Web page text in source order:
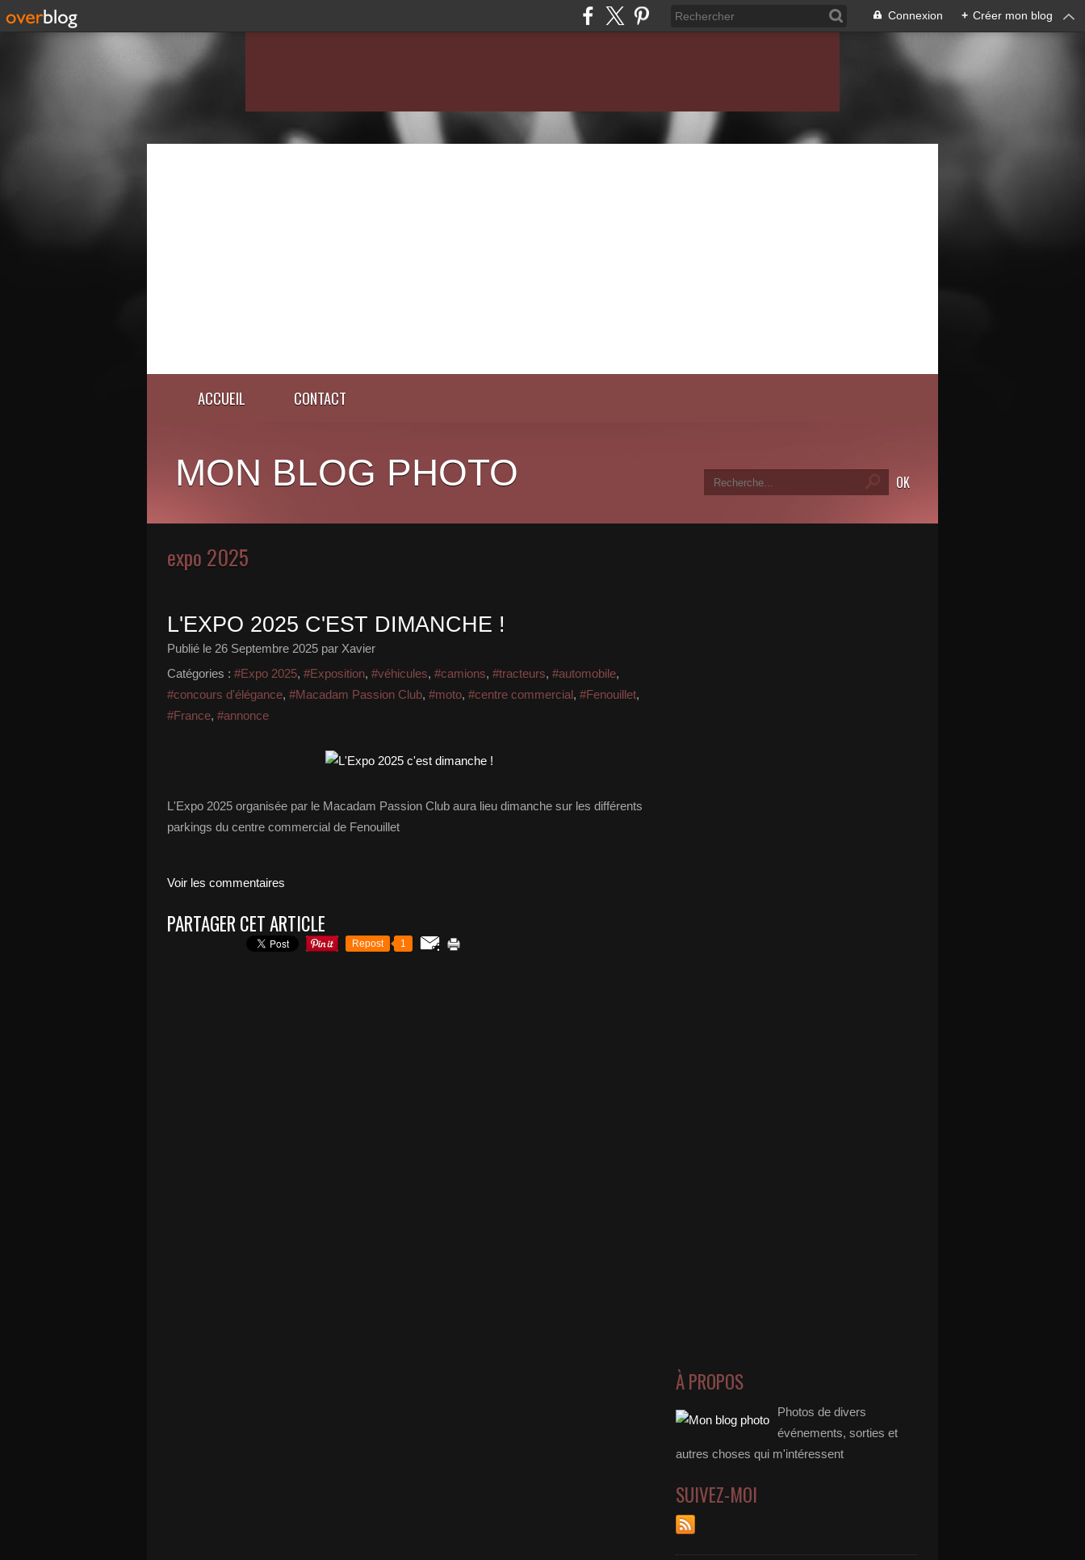
Connexion + Créer mon blog
ACCUEIL CONTACT
MON BLOG PHOTO
expo 2025
L'EXPO 2025 C'EST DIMANCHE !
Publié le 26 Septembre 2025 par Xavier
Catégories : #Expo 2025, #Exposition, #véhicules, #camions, #tracteurs, #automobile,
#concours d'élégance, #Macadam Passion Club, #moto, #centre commercial, #Fenouillet,
#France, #annonce
L'Expo 2025 organisée par le Macadam Passion Club aura lieu dimanche sur les différents
parkings du centre commercial de Fenouillet
Voir les commentaires
PARTAGER CET ARTICLE
Repost 1
À PROPOS
Photos de divers
événements, sorties et
autres choses qui m'intéressent
SUIVEZ-MOI